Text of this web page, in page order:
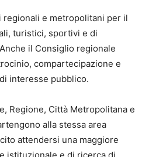
regionali e metropolitani per il
turistici, sportivi e di
il Consiglio regionale
compartecipazione e
interesse pubblico.
Regione, Città Metropolitana e
alla stessa area
attendersi una maggiore
istituzionale e di ricerca di